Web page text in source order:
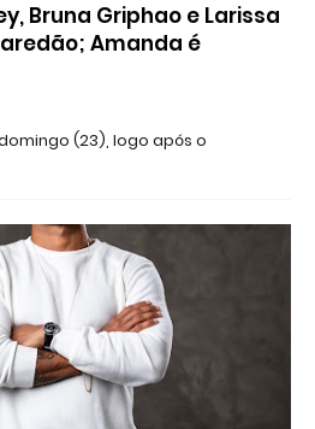
Bruna Griphao e Larissa
Amanda é
(23), logo após o